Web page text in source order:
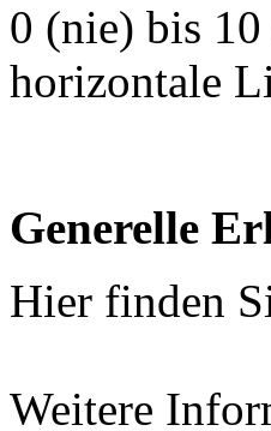
0 (nie) bis
horizontale
Generelle
Hier finden
Weitere